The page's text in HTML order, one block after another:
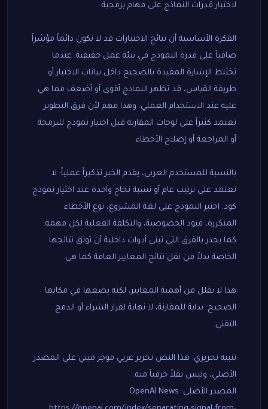
لاختبار قدرات النماذج على مهام برمجية.
الفكرة الأساسية أن نتائج الاختبارات قد لا تكون دائماً مؤشراً
صافياً على قدرة النموذج في بيئة عمل حقيقية. عندما
تختلط الإشارة المفيدة بالضجيج داخل بيانات الاختبار أو
طريقة القياس، قد تظهر النماذج أقوى أو أضعف مما هي
عليه عند الاستخدام العملي. وهذا مهم لأن فرق التطوير
تعتمد كثيراً على لوحات المقارنة قبل اختيار نموذج للبرمجة
أو المراجعة أو إصلاح الأخطاء.
بالنسبة للمستخدم العربي، يقدم الخبر تذكيراً عملياً: لا
تعتمد على ترتيب عام أو نسبة نجاح واحدة عند اختيار نموذج
كود. اختبر النموذج على لغة المشروع، نوع الأخطاء
المتكررة، قيود الخصوصية، والتكلفة الفعلية لكل مهمة.
كما يجدر بالفرق التي تبني أدوات داخلية أن توثق نتائجها
الخاصة بدلاً من نقل نتائج المعايير العامة كما هي.
هذا لا يقلل من أهمية المعايير، لكنه يضعها في مكانها
الصحيح: بداية للمقارنة، لا نهاية لقرار الشراء أو الدمج
التقني.
تنبيه تحريري: هذا النص تحرير عربي موجز مبني على المصدر
الأصلي، وليس نقلاً حرفياً منه.
المصدر الأصلي: OpenAI News